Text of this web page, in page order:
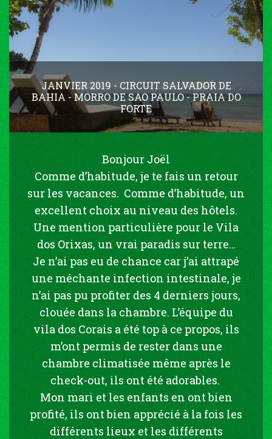
JANVIER 2019 - CIRCUIT SALVADOR DE
BAHIA - MORRO DE SAO PAULO - PRAIA DO
FORTE
Bonjour Joël
Comme d’habitude, je te fais un retour
sur les vacances. Comme d’habitude, un
excellent choix au niveau des hôtels.
Une mention particulière pour le Vila
dos Orixas, un vrai paradis sur terre…
Je n’ai pas eu de chance car j’ai attrapé
une méchante infection intestinale, je
n’ai pas pu profiter des 4 derniers jours,
clouée dans la chambre. L’équipe du
vila dos Corais a été top à ce propos, ils
m’ont permis de rester dans une
chambre climatisée même après le
check-out, ils ont été adorables.
Mon mari et les enfants en ont bien
profité, ils ont bien apprécié à la fois les
différents lieux et les différents